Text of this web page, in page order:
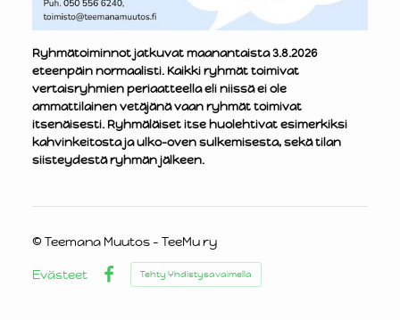
Ryhmätoiminnot jatkuvat maanantaista 3.8.2026
eteenpäin normaalisti. Kaikki ryhmät toimivat
vertaisryhmien periaatteella eli niissä ei ole
ammattilainen vetäjänä vaan ryhmät toimivat
itsenäisesti. Ryhmäläiset itse huolehtivat esimerkiksi
kahvinkeitosta ja ulko-oven sulkemisesta, sekä tilan
siisteydestä ryhmän jälkeen.
©Teemana Muutos - TeeMu ry
Evästeet
Facebook
Tehty Yhdistysavaimella